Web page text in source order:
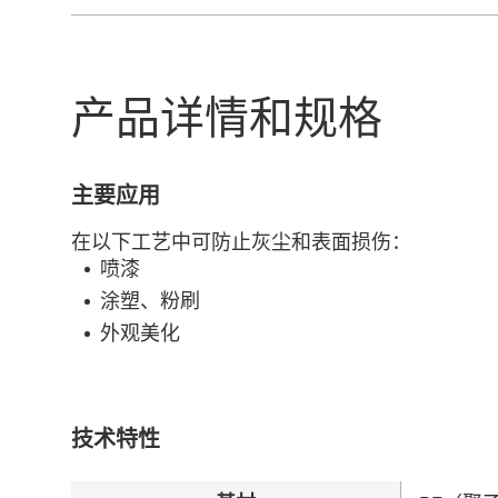
产品详情和规格
主要应用
在以下工艺中可防止灰尘和表面损伤：
喷漆
涂塑、粉刷
外观美化
技术特性